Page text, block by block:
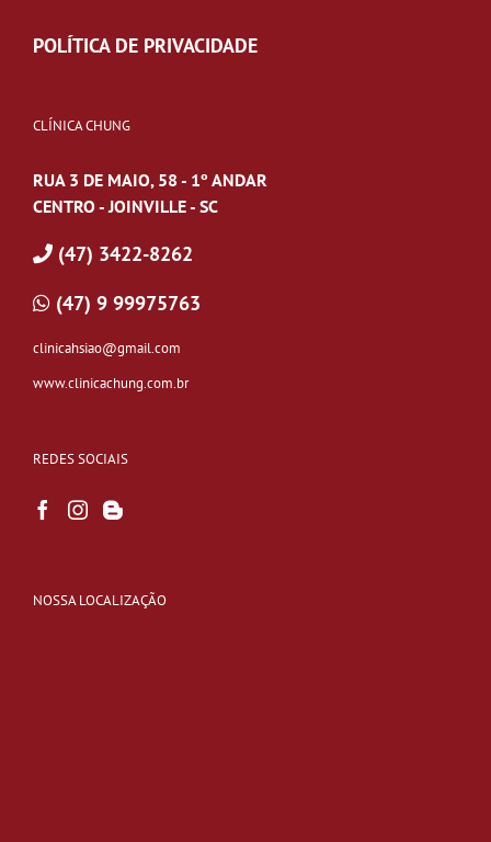
POLÍTICA DE PRIVACIDADE
CLÍNICA CHUNG
RUA 3 DE MAIO, 58 - 1º ANDAR
CENTRO - JOINVILLE - SC
(47) 3422-8262
(47) 9 99975763
clinicahsiao@gmail.com
www.clinicachung.com.br
REDES SOCIAIS
NOSSA LOCALIZAÇÃO